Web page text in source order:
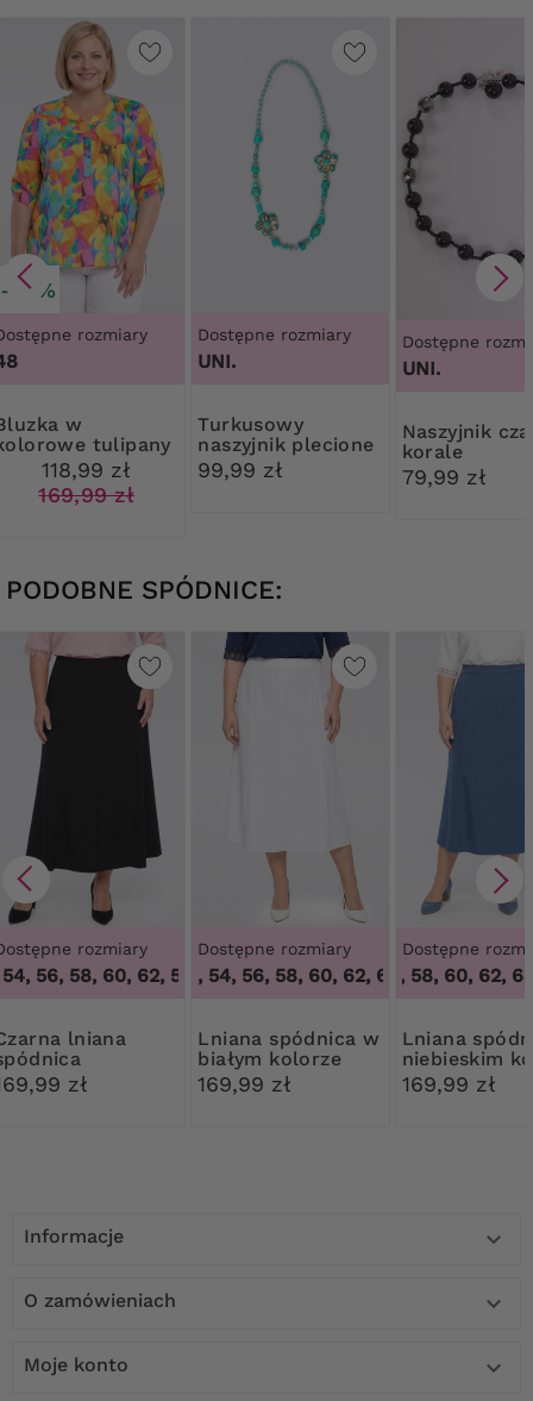
-30%
rozmiary
w
tulipany
118,99 zł
169,99 zł
Dostępne rozmiary
UNI.
Turkusowy
naszyjnik plecione
kwiaty
99,99 zł
Dostępne
UNI.
Naszyjnik czarne
korale
79,99 zł
PODOBNE SPÓDNICE:
rozmiary
56, 58, 60, 62,50, 52, 54, 56, 58, 60, 62
zł
Dostępne rozmiary
48, 50, 54, 56, 58, 60, 62, 64 48, 50, 54,
Lniana spódnica w
białym kolorze
169,99 zł
Dostępne
50, 52, 58, 60, 62, 64
Lniana spódnica w
niebieskim
169,99 zł
Informacje 
O zamówieniach 
Moje konto 